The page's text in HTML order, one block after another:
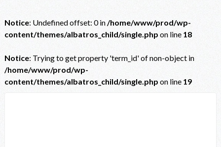
Notice: Undefined offset: 0 in/home/www/prod/wp-
content/themes/albatros_child/single.php on line 18
Notice: Trying to get property 'term_id' of non-object in
/home/www/prod/wp-
content/themes/albatros_child/single.php on line 19